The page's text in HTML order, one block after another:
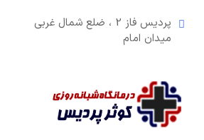
پردیس فاز 2 ، ضلع شمال غربی
میدان امام